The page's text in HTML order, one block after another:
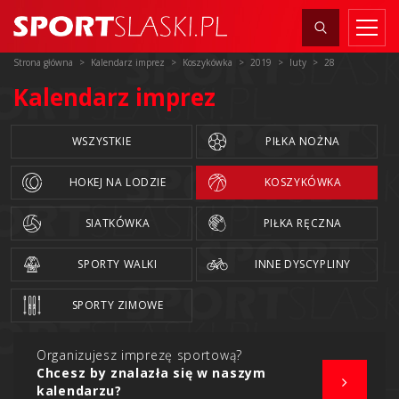
Strona główna Kalendarz imprez Koszykówka 2019 luty 28
Kalendarz imprez
WSZYSTKIE PIŁKA NOŻNA
HOKEJ NA LODZIE KOSZYKÓWKA
SIATKÓWKA PIŁKA RĘCZNA
SPORTY WALKI INNE DYSCYPLINY
SPORTY ZIMOWE
Organizujesz imprezę sportową?
Chcesz by znalazła się w naszym
kalendarzu?